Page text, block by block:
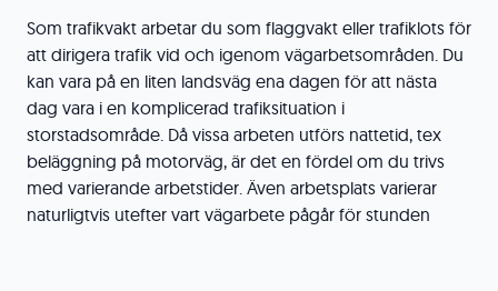
Som trafikvakt arbetar du som flaggvakt eller trafiklots för
att dirigera trafik vid och igenom vägarbetsområden. Du
kan vara på en liten landsväg ena dagen för att nästa
dag vara i en komplicerad trafiksituation i
storstadsområde. Då vissa arbeten utförs nattetid, tex
beläggning på motorväg, är det en fördel om du trivs
med varierande arbetstider. Även arbetsplats varierar
naturligtvis utefter vart vägarbete pågår för stunden